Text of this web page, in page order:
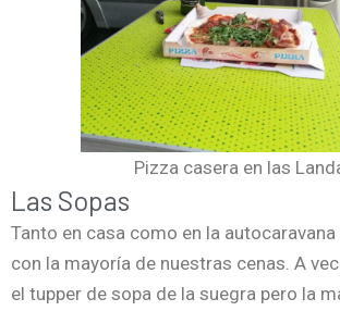
Pizza casera en las
Las Sopas
Tanto en casa como en la
con la mayoría de nuestras cenas. A
el tupper de sopa de la suegra pero la